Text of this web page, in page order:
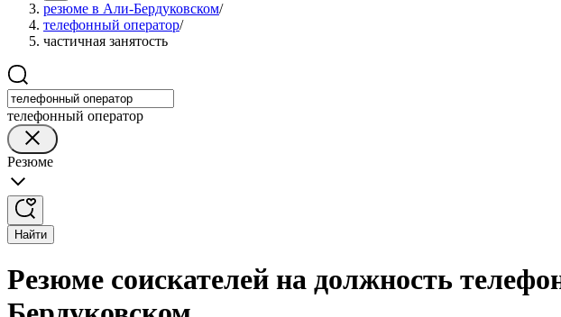
резюме в Али-Бердуковском/
телефонный оператор/
частичная занятость
телефонный оператор
Резюме
Найти
Резюме соискателей на должность